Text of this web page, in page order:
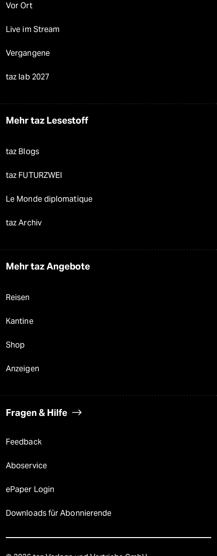
Vor Ort
Live im Stream
Vergangene
taz lab 2027
Mehr taz Lesestoff
taz Blogs
taz FUTURZWEI
Le Monde diplomatique
taz Archiv
Mehr taz Angebote
Reisen
Kantine
Shop
Anzeigen
Fragen & Hilfe
Feedback
Aboservice
ePaper Login
Downloads für Abonnierende